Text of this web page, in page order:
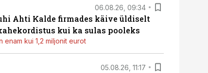
06.08.26, 09:34
Ahti Kalde firmades käive üldiselt
kui ka sulas pooleks
enam kui 1,2 miljonit eurot
05.08.26, 11:17